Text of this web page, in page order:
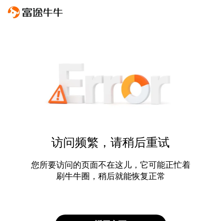
访问频繁，请稍后重试
您所要访问的页面不在这儿，它可能正忙着
刷牛牛圈，稍后就能恢复正常